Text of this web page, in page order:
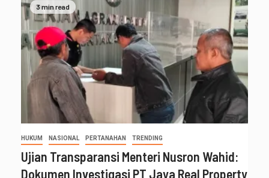
3 min read
HUKUM NASIONAL PERTANAHAN TRENDING
Ujian Transparansi Menteri Nusron Wahid:
Dokumen Investigasi PT Jaya Real Property